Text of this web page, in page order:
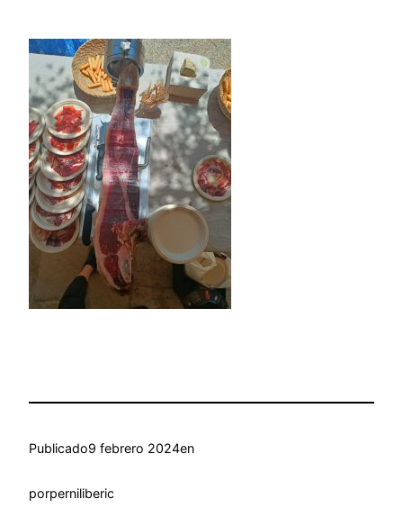
Publicado9 febrero 2024en
porperniliberic